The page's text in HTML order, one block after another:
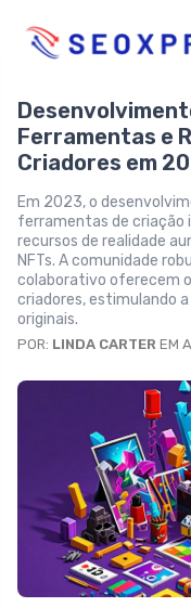
Ferramentas e
Criadores em
Em 2023, o
ferramentas de criação
recursos de realidade
NFTs. A comunidade
colaborativo oferecem
criadores, estimulando
originais.
POR: LINDA CARTER EM